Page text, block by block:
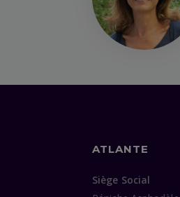
ATLANTE
Siège Social